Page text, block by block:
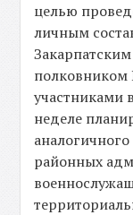
целью
личным
участниками
неделе
районных